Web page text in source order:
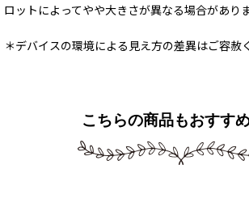
ロットによってやや大きさが異なる場合があり
＊デバイスの環境による見え方の差異はご容赦
こちらの商品もおすす